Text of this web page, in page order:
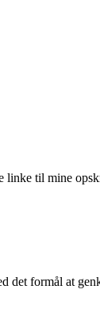
linke til mine
formål at